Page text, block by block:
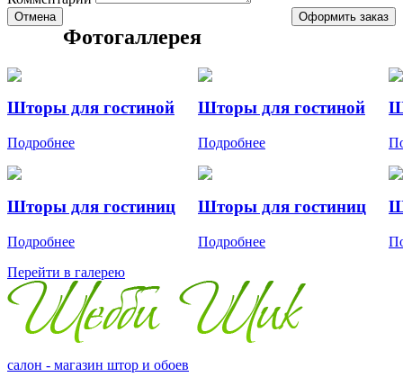
Отмена Оформить заказ
Фотогаллерея
Шторы для гостиной
Подробнее
Шторы для гостиной
Подробнее
Шторы для гостиниц
Подробнее
Шторы для гостиниц
Подробнее
Перейти в галерею
салон - магазин штор и обоев